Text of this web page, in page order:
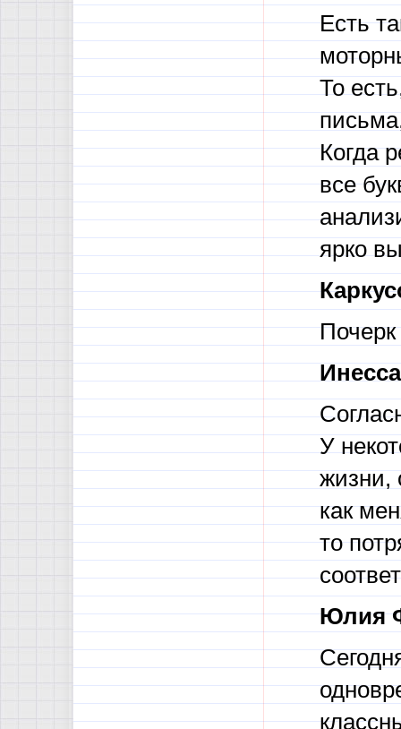
Есть
То
Когда
все
ярко
Почерк
У
жизни,
как
то
Юлия